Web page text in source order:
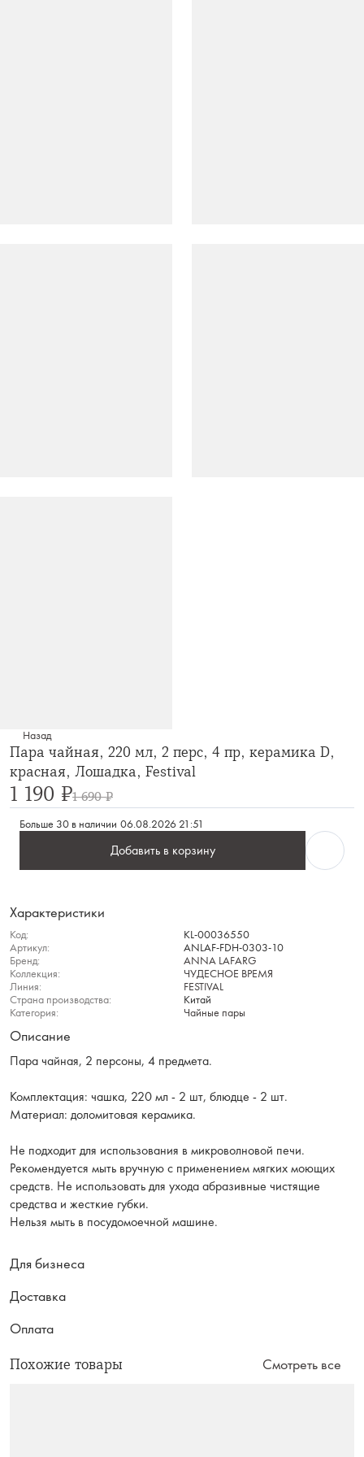
Назад
Пара чайная, 220 мл, 2 перс, 4 пр, керамика D,
красная, Лошадка, Festival
1 190 ₽1 690 ₽
Больше 30 в наличии 06.08.2026 21:51
Добавить в корзину
Характеристики
Код:
KL-00036550
Артикул:
ANLAF-FDH-0303-10
Бренд:
ANNA LAFARG
Коллекция:
ЧУДЕСНОЕ ВРЕМЯ
Линия:
FESTIVAL
Страна производства:
Китай
Категория:
Чайные пары
Описание
Пара чайная, 2 персоны, 4 предмета.
Комплектация: чашка, 220 мл - 2 шт, блюдце - 2 шт.
Материал: доломитовая керамика.
Не подходит для использования в микроволновой печи.
Рекомендуется мыть вручную с применением мягких моющих
средств. Не использовать для ухода абразивные чистящие
средства и жесткие губки.
Нельзя мыть в посудомоечной машине.
Для бизнеса
Доставка
Оплата
Похожие товары Смотреть все